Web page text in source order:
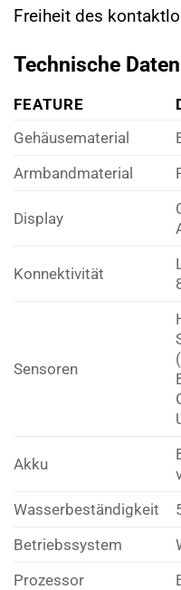
Freiheit des
Technische
FEATURE
Gehäusematerial
Armbandmaterial
Display
Konnektivität
Sensoren
Akku
Wasserbeständigkeit
Betriebssystem
Prozessor